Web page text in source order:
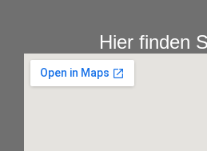
Hier finden